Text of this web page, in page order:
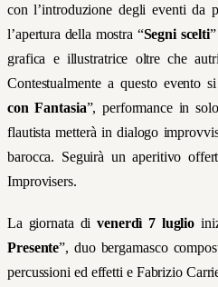
con l’introduzione degli eventi da
l’apertura della mostra “Segni scelti”
grafica e illustratrice oltre che
Contestualmente a questo evento
con Fantasia”, performance in
flautista metterà in dialogo
barocca. Seguirà un aperitivo
Improvisers.
La giornata divenerdì 7 luglio
Presente”, duo bergamasco
percussioni ed effetti e Fabrizio